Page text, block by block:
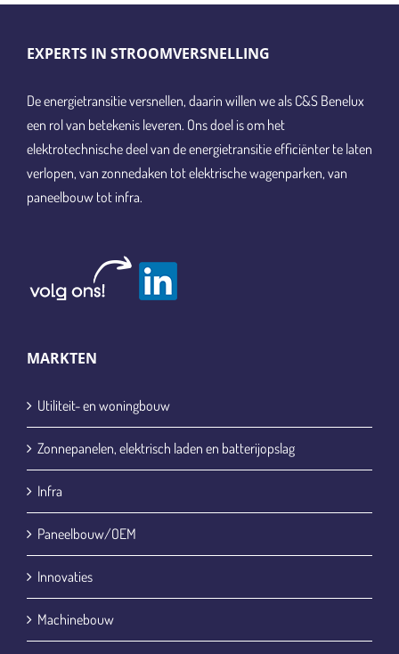
EXPERTS IN STROOMVERSNELLING
De energietransitie versnellen, daarin willen we als C&S Benelux
een rol van betekenis leveren. Ons doel is om het
elektrotechnische deel van de energietransitie efficiënter te laten
verlopen, van zonnedaken tot elektrische wagenparken, van
paneelbouw tot infra.
MARKTEN
Utiliteit- en woningbouw
Zonnepanelen, elektrisch laden en batterijopslag
Infra
Paneelbouw/OEM
Innovaties
Machinebouw